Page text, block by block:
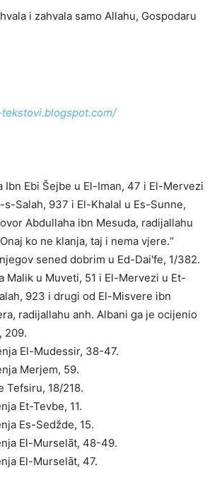
i zahvala samo Allahu, Gospodaru
Ibn Ebi Šejbe u El-Iman, 47 i El-Mervezi
s-Salah, 937 i El-Khalal u Es-Sunne,
Abdullaha ibn Mesuda, radijallahu
ko ne klanja, taj i nema vjere.“
sened dobrim u Ed-Dai'fe, 1/382.
Malik u Muveti, 51 i El-Mervezi u Et-
923 i drugi od El-Misvere ibn
radijallahu anh. Albani ga je ocijenio
209.
El-Mudessir, 38-47.
Merjem, 59.
Tefsiru, 18/218.
Et-Tevbe, 11.
Es-Sedžde, 15.
El-Murselāt, 48-49.
El-Murselāt, 47.